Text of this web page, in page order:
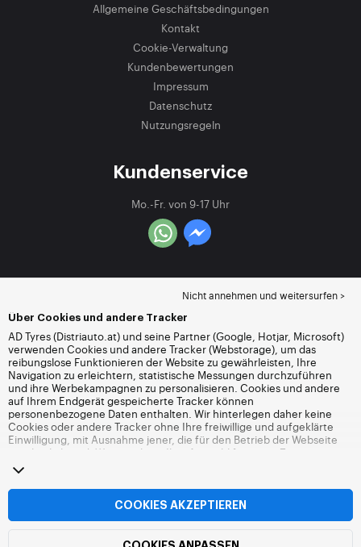
Allgemeine Geschäftsbedingungen
Kontakt
Cookie-Verwaltung
Kundenbewertungen
Impressum
Datenschutz
Nutzungsregeln
Kundenservice
Mo.-Fr. von 9-17 Uhr
Nicht annehmen und weitersurfen >
Über Cookies und andere Tracker
AD Tyres (Distriauto.at) und seine Partner (Google, Hotjar, Microsoft)
verwenden Cookies und andere Tracker (Webstorage), um das
reibungslose Funktionieren der Website zu gewährleisten, Ihre
Navigation zu erleichtern, statistische Messungen durchzuführen
und ihre Werbekampagnen zu personalisieren. Cookies und andere
auf Ihrem Endgerät gespeicherte Tracker können
personenbezogene Daten enthalten. Wir hinterlegen daher keine
Cookies oder andere Tracker ohne Ihre freiwillige und aufgeklärte
Einwilligung, mit Ausnahme jener, die für den Betrieb der Webseite
unerlässlich sind. Wir speichern Ihre Auswahl für einen Zeitraum von
6 Monaten. Sie können Ihre Einwilligung jederzeit widerrufen, indem
Sie die Webseite
die Möglichkeit, Ihre Navigation fortzusetzen, ohne die Hinterlegung
von Cookies oder anderen Trackern zu akzeptieren. Die Ablehnung
hat keinen Einfluss auf Ihren Zugriff zu den angebotenen
Dienstleistungen Distriauto.at. Weitere Informationen finden Sie auf
Webseite Cookies und andere Tracker.
COOKIES AKZEPTIEREN